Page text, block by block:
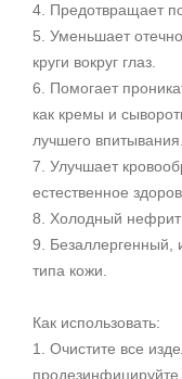
4. Предотвращает
5. Уменьшает
круги вокруг глаз.
6. Помогает
как кремы и
лучшего впитывания.
7. Улучшает
естественное
8. Холодный нефрит
9. Безаллергенный,
типа кожи.
Как использовать:
1. Очистите все
продезинфицируйте